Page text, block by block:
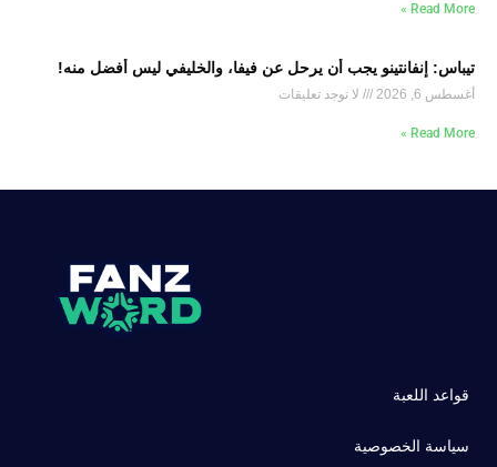
Read More »
تيباس: إنفانتينو يجب أن يرحل عن فيفا، والخليفي ليس أفضل منه!
أغسطس 6, 2026 لا توجد تعليقات
Read More »
قواعد اللعبة
سياسة الخصوصية